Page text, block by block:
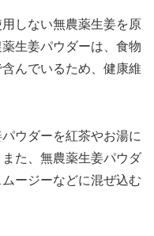
しない無農薬生姜を原
生姜パウダーは、食物
んでいるため、健康維
ウダーを紅茶やお湯に
た、無農薬生姜パウダ
ージーなどに混ぜ込む